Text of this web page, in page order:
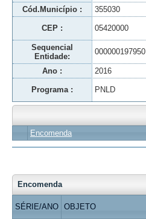
Cód.Município : 355030
CEP : 05420000
Sequencial
Entidade:
000000197950
Ano : 2016
Programa : PNLD
Encomenda
Encomenda
SÉRIE/ANO OBJETO